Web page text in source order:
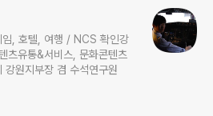
츠유통&서비스, 문화콘텐츠
원지부장 겸 수석연구원